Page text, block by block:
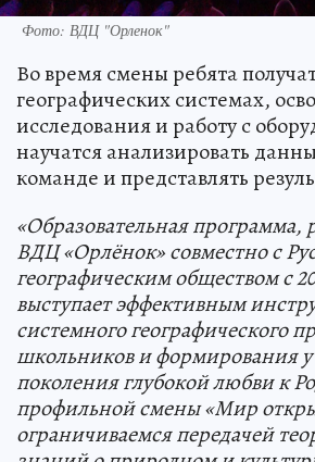
Фото: ВДЦ "Орленок"
Во время смены ребята
географических системах,
исследования и работу с
научатся анализировать
команде и представлять
«Образовательная программа,
ВДЦ «Орлёнок» совместно с
географическим обществом с
выступает эффективным
системного географического
школьников и формирования
поколения глубокой любви к
профильной смены «Мир
ограничиваемся передачей